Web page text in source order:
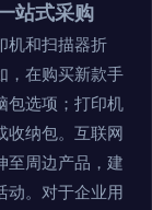
站式采购
机和扫描器折
，在购买新款手
包选项；打印机
收纳包。互联网
至周边产品，建
动。对于企业用